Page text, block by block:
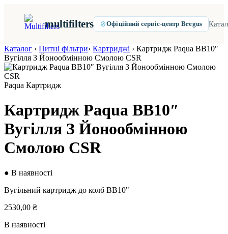
multifilters Офіційний сервіс-центр Bregus
Каталог › Питні фільтри› Картриджі › Картридж Paqua ВВ10″
Вугілля З Йонообмінною Смолою CSR
Paqua Картридж
Картридж Paqua ВВ10″
Вугілля З Йонообмінною
Смолою CSR
● В наявності
Вугільний картридж до колб BB10"
2530,00 ₴
В наявності